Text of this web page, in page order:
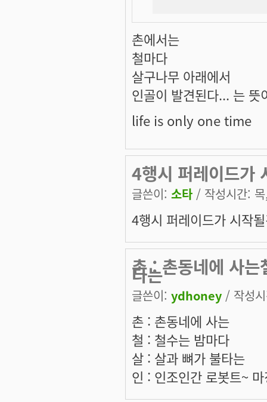
촌에서는
철마다
살구나무 아래에서
인골이 발견된다... 는 뜻
life is only one time
4행시 퍼레이드가
글쓴이: 소타 / 작성시간:
4행시 퍼레이드가 시작
촌 : 촌동네에 사
타는
글쓴이: ydhoney / 작성
촌 : 촌동네에 사는
철 : 철수는 밤마다
살 : 살과 뼈가 불타는
인 : 인조인간 로봇트~